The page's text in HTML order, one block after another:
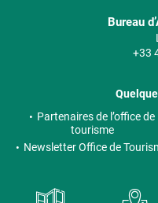
Bureau
+33
Partenaires de l’office de
tourisme
Newsletter Office de